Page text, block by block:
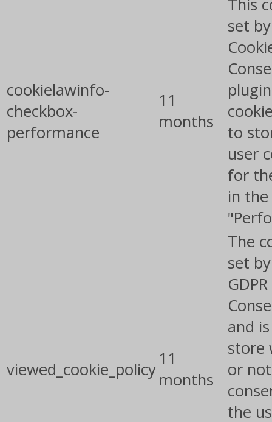
cookielawinfo-
checkbox-
performance
11
months
This
set
to
user
for
in
viewed_cookie_policy
11
months
The
set
and
store
or
the